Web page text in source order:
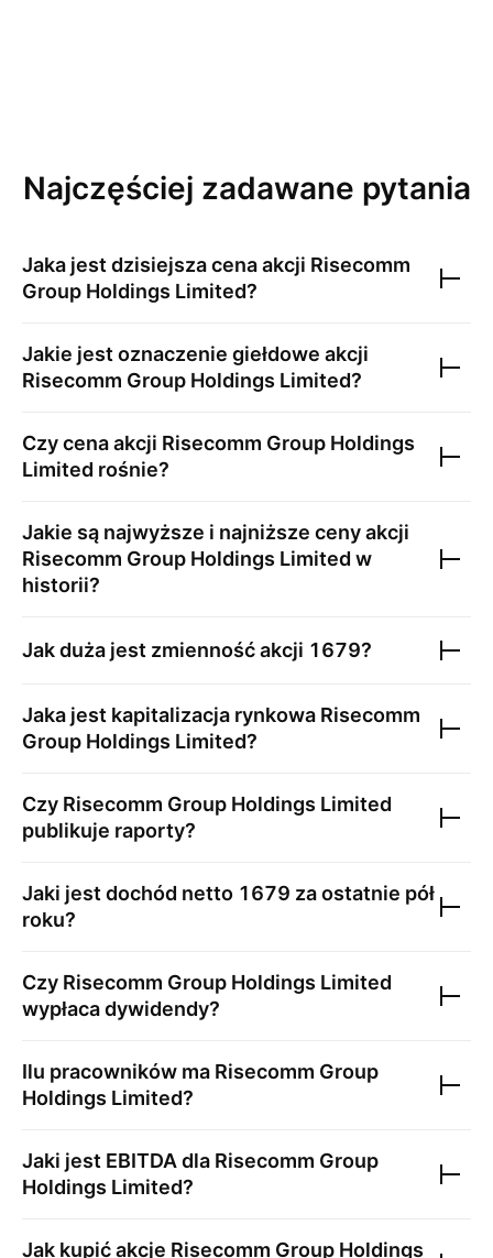
Najczęściej zadawane pytania
Jaka jest dzisiejsza cena akcji Risecomm
Group Holdings Limited?
Jakie jest oznaczenie giełdowe akcji
Risecomm Group Holdings Limited?
Czy cena akcji Risecomm Group Holdings
Limited rośnie?
Jakie są najwyższe i najniższe ceny akcji
Risecomm Group Holdings Limited w
historii?
Jak duża jest zmienność akcji 1679?
Jaka jest kapitalizacja rynkowa Risecomm
Group Holdings Limited?
Czy Risecomm Group Holdings Limited
publikuje raporty?
Jaki jest dochód netto 1679 za ostatnie pół
roku?
Czy Risecomm Group Holdings Limited
wypłaca dywidendy?
Ilu pracowników ma Risecomm Group
Holdings Limited?
Jaki jest EBITDA dla Risecomm Group
Holdings Limited?
Jak kupić akcje Risecomm Group Holdings